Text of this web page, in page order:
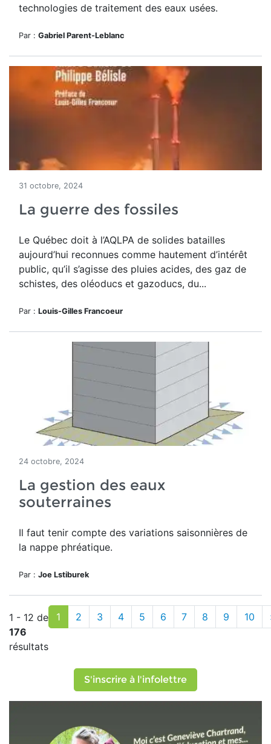
technologies de traitement des eaux usées.
Par : Gabriel Parent-Leblanc
31 octobre, 2024
La guerre des fossiles
Le Québec doit à l’AQLPA de solides batailles
aujourd’hui reconnues comme hautement d’intérêt
public, qu’il s’agisse des pluies acides, des gaz de
schistes, des oléoducs et gazoducs, du...
Par : Louis-Gilles Francoeur
24 octobre, 2024
La gestion des eaux
souterraines
Il faut tenir compte des variations saisonnières de
la nappe phréatique.
Par : Joe Lstiburek
1 - 12 de
176
résultats
1 2 3 4 5 6 7 8 9 10
S'inscrire à l'infolettre